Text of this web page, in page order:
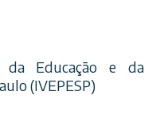
da Educação e da
(IVEPESP)